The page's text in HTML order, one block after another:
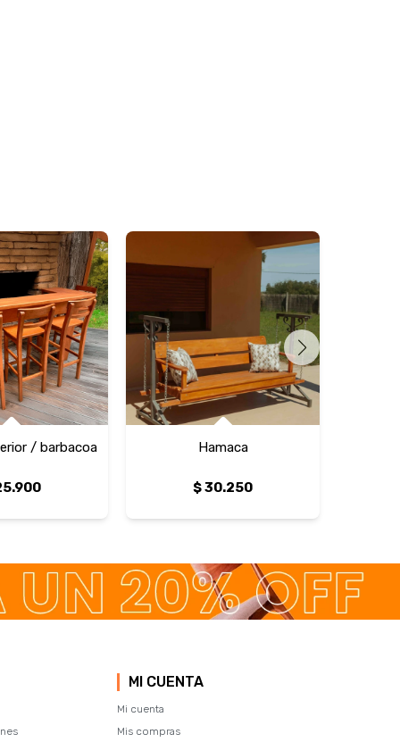
/ barbacoa Hamaca
$30.250
MI CUENTA
Mi cuenta
Mis compras